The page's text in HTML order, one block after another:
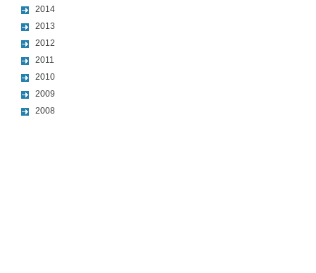
2014
2013
2012
2011
2010
2009
2008